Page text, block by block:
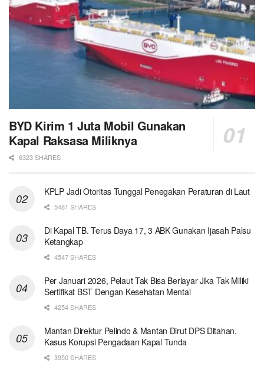
BYD Kirim 1 Juta Mobil Gunakan
Kapal Raksasa Miliknya
6323 SHARES
KPLP Jadi Otoritas Tunggal Penegakan Peraturan di Laut
5481 SHARES
Di Kapal TB. Terus Daya 17, 3 ABK Gunakan Ijasah Palsu
Ketangkap
4547 SHARES
Per Januari 2026, Pelaut Tak Bisa Berlayar Jika Tak Miliki
Sertifikat BST Dengan Kesehatan Mental
4254 SHARES
Mantan Direktur Pelindo & Mantan Dirut DPS Ditahan,
Kasus Korupsi Pengadaan Kapal Tunda
3950 SHARES